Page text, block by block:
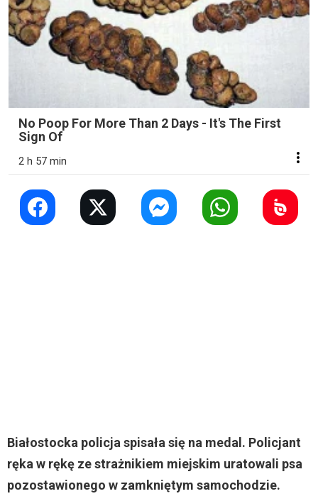
No Poop For More Than 2 Days - It's The First
Sign Of
2 h 57 min
Białostocka policja spisała się na medal. Policjant
ręka w rękę ze strażnikiem miejskim uratowali psa
pozostawionego w zamkniętym samochodzie.